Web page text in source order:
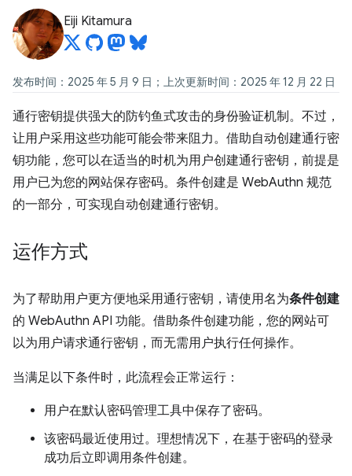
Eiji Kitamura
发布时间：2025 年 5 月 9 日；上次更新时间：2025 年 12 月 22 日
通行密钥提供强大的防钓鱼式攻击的身份验证机制。不过，
让用户采用这些功能可能会带来阻力。借助自动创建通行密
钥功能，您可以在适当的时机为用户创建通行密钥，前提是
用户已为您的网站保存密码。条件创建是 WebAuthn 规范
的一部分，可实现自动创建通行密钥。
运作方式
为了帮助用户更方便地采用通行密钥，请使用名为条件创建
的 WebAuthn API 功能。借助条件创建功能，您的网站可
以为用户请求通行密钥，而无需用户执行任何操作。
当满足以下条件时，此流程会正常运行：
用户在默认密码管理工具中保存了密码。
该密码最近使用过。理想情况下，在基于密码的登录
成功后立即调用条件创建。